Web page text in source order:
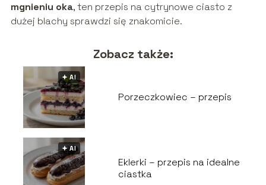
mgnieniu oka, ten przepis na cytrynowe ciasto z
dużej blachy sprawdzi się znakomicie.
Zobacz także:
🟅 AI
Porzeczkowiec – przepis
🟅 AI
Eklerki – przepis na idealne
ciastka